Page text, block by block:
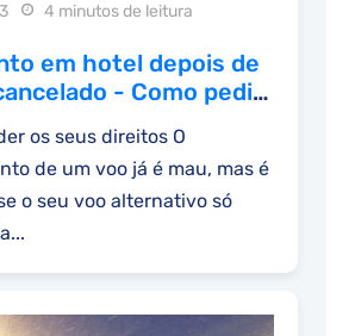
4 minutos de leitura
em hotel depois de
- Como pedir
os seus direitos O
de um voo já é mau, mas é
o seu voo alternativo só